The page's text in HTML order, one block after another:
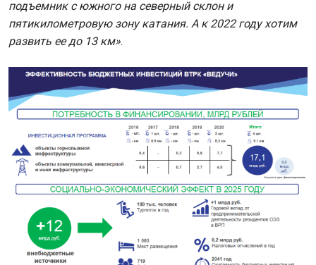
подъемник с южного на северный склон и
пятикилометровую зону катания. А к 2022 году хотим
развить ее до 13 км».